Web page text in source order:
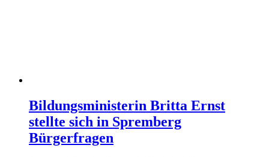
Bildungsministerin Britta Ernst
stellte sich in Spremberg
Bürgerfragen